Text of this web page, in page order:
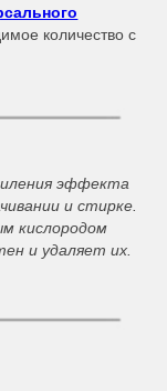
количество с
эффекта
и стирке.
кислородом
и удаляет их.